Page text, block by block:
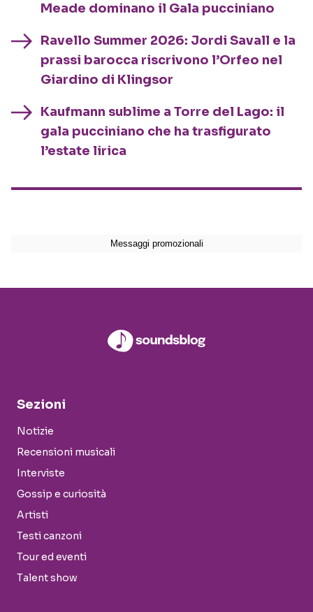
Meade dominano il Gala pucciniano
Ravello Summer 2026: Jordi Savall e la
prassi barocca riscrivono l’Orfeo nel
Giardino di Klingsor
Kaufmann sublime a Torre del Lago: il
gala pucciniano che ha trasfigurato
l’estate lirica
Sezioni
Notizie
Recensioni musicali
Interviste
Gossip e curiosità
Artisti
Testi canzoni
Tour ed eventi
Talent show